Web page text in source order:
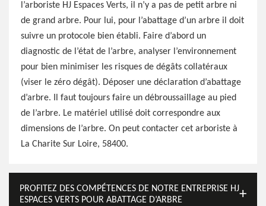
l’arboriste HJ Espaces Verts, il n’y a pas de petit arbre ni
de grand arbre. Pour lui, pour l’abattage d’un arbre il doit
suivre un protocole bien établi. Faire d’abord un
diagnostic de l’état de l’arbre, analyser l’environnement
pour bien minimiser les risques de dégâts collatéraux
(viser le zéro dégât). Déposer une déclaration d’abattage
d’arbre. Il faut toujours faire un débroussaillage au pied
de l’arbre. Le matériel utilisé doit correspondre aux
dimensions de l’arbre. On peut contacter cet arboriste à
La Charite Sur Loire, 58400.
PROFITEZ DES COMPÉTENCES DE NOTRE ENTREPRISE HJ
ESPACES VERTS POUR ABATTAGE D’ARBRE